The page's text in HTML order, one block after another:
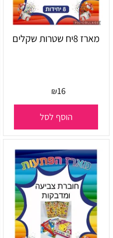
מארז 8יח שטרות שקלים
₪16
הוסף לסל